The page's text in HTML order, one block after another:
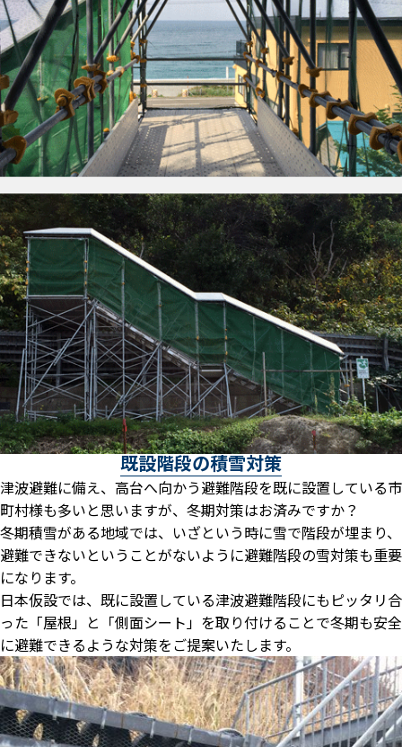
既設階段の積雪対策
津波避難に備え、高台へ向かう避難階段を既に設置している市
町村様も多いと思いますが、冬期対策はお済みですか？
冬期積雪がある地域では、いざという時に雪で階段が埋まり、
避難できないということがないように避難階段の雪対策も重要
になります。
日本仮設では、既に設置している津波避難階段にもピッタリ合
った「屋根」と「側面シート」を取り付けることで冬期も安全
に避難できるような対策をご提案いたします。